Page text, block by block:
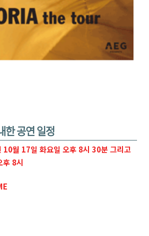
한 공연 일정
10월 17일 화요일 오후 8시 30분 그리고
후 8시